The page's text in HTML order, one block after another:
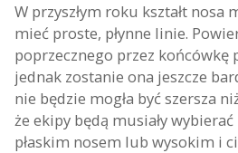
W przyszłym roku kształt nosa
mieć proste, płynne linie.
poprzecznego przez końcówkę
jednak zostanie ona jeszcze
nie będzie mogła być szersza
że ekipy będą musiały
płaskim nosem lub wysokim i